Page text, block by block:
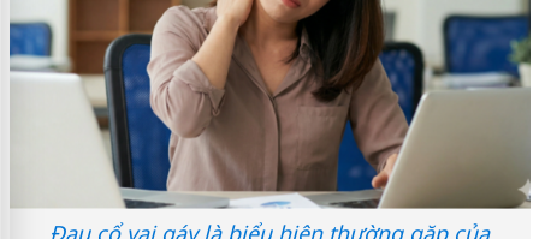
Đau cổ vai gáy là biểu hiện thường gặp của